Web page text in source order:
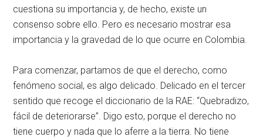
cuestiona su importancia y, de hecho, existe un
consenso sobre ello. Pero es necesario mostrar esa
importancia y la gravedad de lo que ocurre en Colombia.
Para comenzar, partamos de que el derecho, como
fenómeno social, es algo delicado. Delicado en el tercer
sentido que recoge el diccionario de la RAE: “Quebradizo,
fácil de deteriorarse”. Digo esto, porque el derecho no
tiene cuerpo y nada que lo aferre a la tierra. No tiene